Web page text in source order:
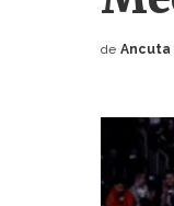
de Ancuta